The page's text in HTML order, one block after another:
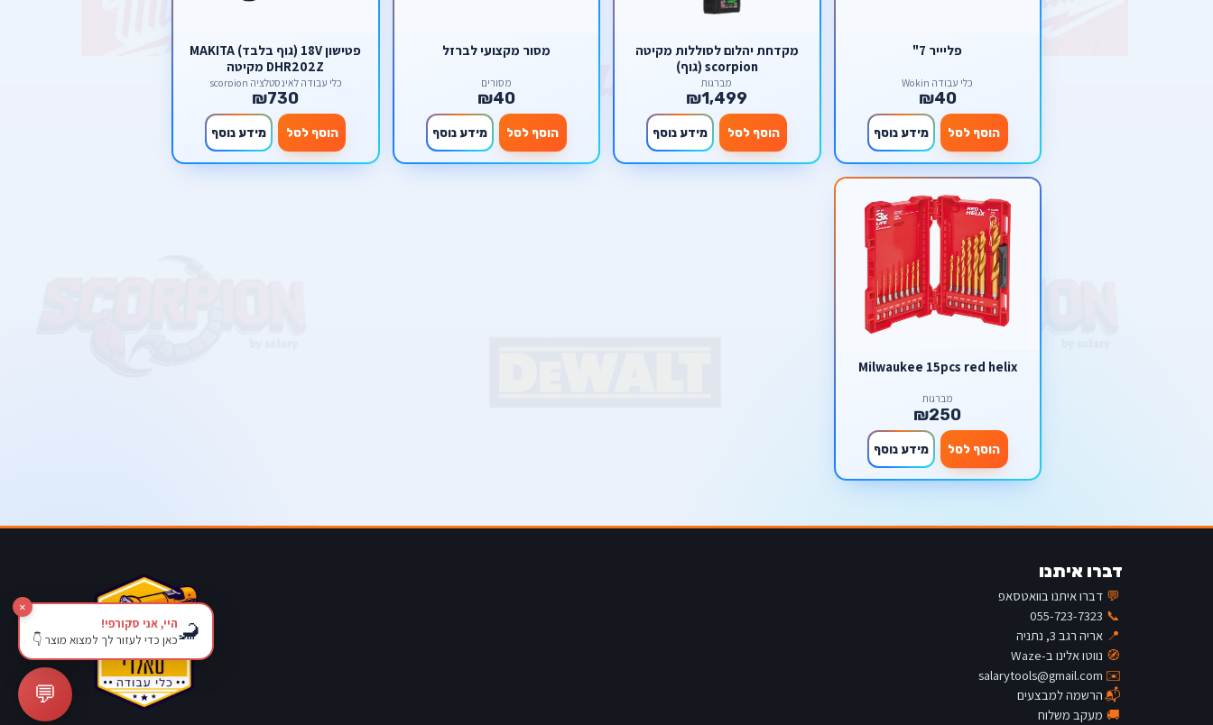
פליייר 7"
כלי עבודה Wokin
₪40
הוסף לסל מידע נוסף
מקדחת יהלום לסוללות מקיטה
scorpion (גוף)
מברגות
₪1,499
הוסף לסל מידע נוסף
מסור מקצועי לברזל
מסורים
₪40
הוסף לסל מידע נוסף
פטישון 18V (גוף בלבד) MAKITA
DHR202Z מקיטה
כלי עבודה לאינסטלציה scorpion
₪730
הוסף לסל מידע נוסף
Milwaukee 15pcs red helix
מברגות
₪250
הוסף לסל מידע נוסף
דברו איתנו
💬 דברו איתנו בוואטסאפ
📞
055-723-7323
📍 אריה רגב 3, נתניה
🧭 נווטו אלינו ב-Waze
✉️
salarytools@gmail.com
📬הרשמה למבצעים
🚚 מעקב משלוח
💬
×
🦂היי, אני סקורפי!
כאן כדי לעזור לך למצוא מוצר 👇